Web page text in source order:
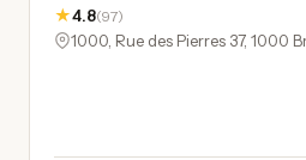
★4.8(97)
1000, Rue des Pierres 37, 1000